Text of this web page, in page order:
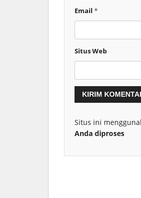
Email *
Situs Web
Situs ini
Anda diproses